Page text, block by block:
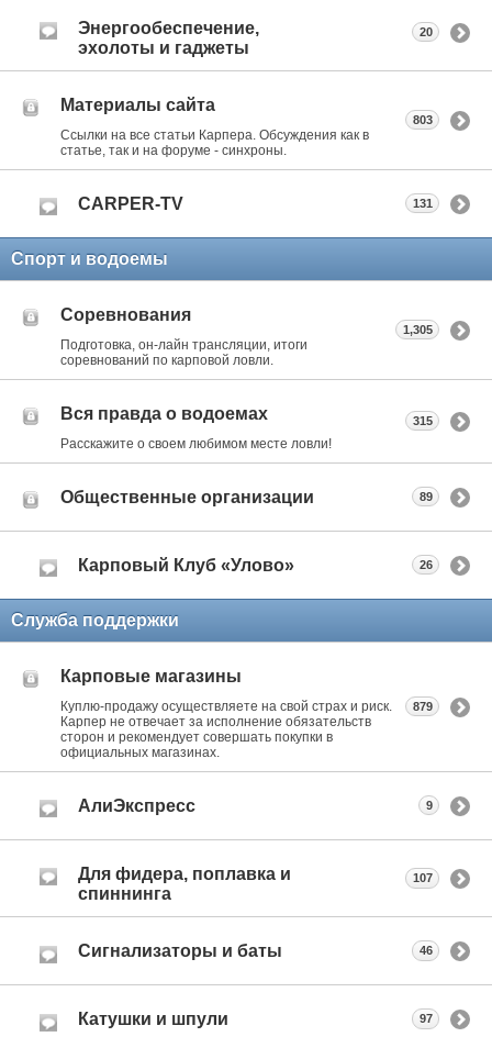
Энергообеспечение,
эхолоты и гаджеты
20
Материалы сайта
Ссылки на все статьи Карпера. Обсуждения как в
статье, так и на форуме - синхроны.
803
CARPER-TV 131
Спорт и водоемы
Соревнования
Подготовка, он-лайн трансляции, итоги
соревнований по карповой ловли.
1,305
Вся правда о водоемах
Расскажите о своем любимом месте ловли!
315
Общественные организации 89
Карповый Клуб «Улово» 26
Служба поддержки
Карповые магазины
Куплю-продажу осуществляете на свой страх и риск.
Карпер не отвечает за исполнение обязательств
сторон и рекомендует совершать покупки в
официальных магазинах.
879
АлиЭкспресс 9
Для фидера, поплавка и
спиннинга
107
Сигнализаторы и баты 46
Катушки и шпули 97